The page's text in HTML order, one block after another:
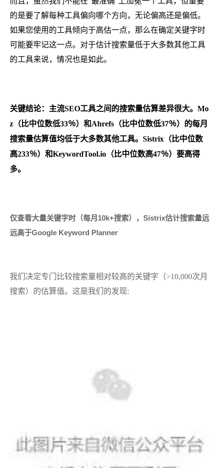
的是要了解每种工具偏向哪个方向，无论偏高还是偏低。
如果您使用的工具倾向于高估一点，那么在确定关键字时
可能要牢记这一点。对于估计搜索量低于大多数其他工具
的工具来说，情况也是如此。
关键结论： 主流SEO工具之间的搜索量估算差异很大。Mo
z（比中位数低33％）和Ahrefs（比中位数低37％）的每月
搜索量估算值均低于大多数其他工具。Sistrix（比中位数
高233％）和KeywordTool.io（比中位数高47％）要高得
多。
仅查看大量关键字时（每月10k+搜索），Sistrix估计搜索量远
远高于Google Keyword Planner
我们决定专门比较搜索量相对较高的关键字（>10,000次月
搜索）的估算值。这是我们的发现: